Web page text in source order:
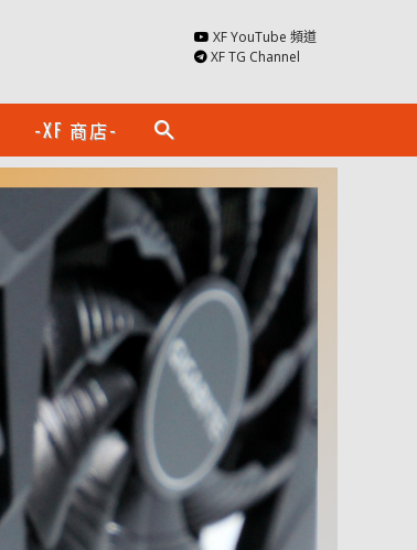
XF YouTube 頻道
XF TG Channel
-XF 商店- search